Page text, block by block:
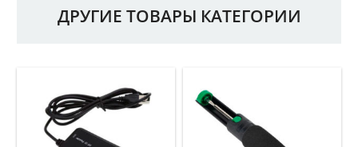
ДРУГИЕ ТОВАРЫ КАТЕГОРИИ